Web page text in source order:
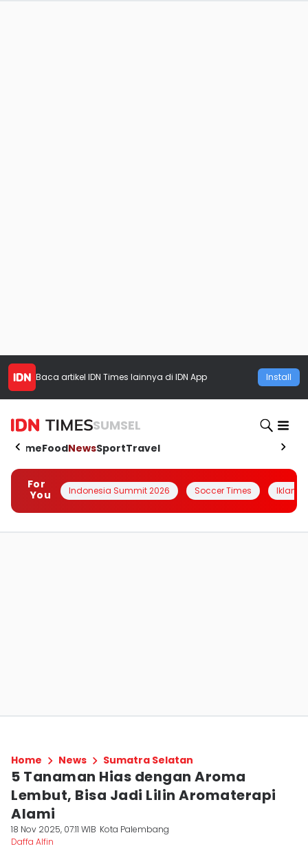
Baca artikel IDN Times lainnya di IDN App Install
SUMSEL
HomeFoodNewsSportTravel
For
You
Indonesia Summit 2026 Soccer Times Iklanin
Home News Sumatra Selatan
5 Tanaman Hias dengan Aroma
Lembut, Bisa Jadi Lilin Aromaterapi
Alami
18 Nov 2025, 07:11 WIB Kota Palembang
Daffa Alfin